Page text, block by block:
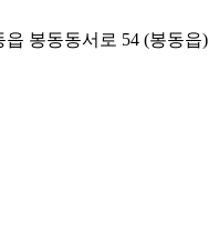
봉동동서로 54 (봉동읍)